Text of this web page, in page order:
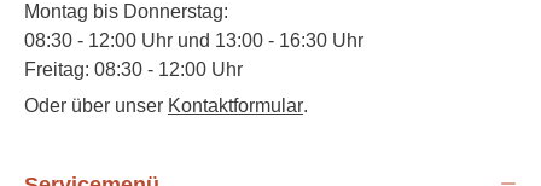
Montag bis Donnerstag:
08:30 - 12:00 Uhr und 13:00 - 16:30 Uhr
Freitag: 08:30 - 12:00 Uhr
Oder über unser Kontaktformular.